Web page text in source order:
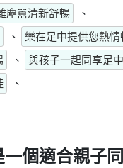
塵囂清新舒暢
、
、
樂在足中提供您熱
、 與孩子一起同享足
、
個適合親子